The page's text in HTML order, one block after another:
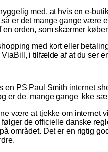
med, at hvis en e-
er det mange gange være
en orden, som skærmer
med kort eller
i tilfælde af at du ser
en PS Paul Smith internet
er det mange gange ikke
være at tjekke om internet
de officielle danske
området. Det er en rigtig